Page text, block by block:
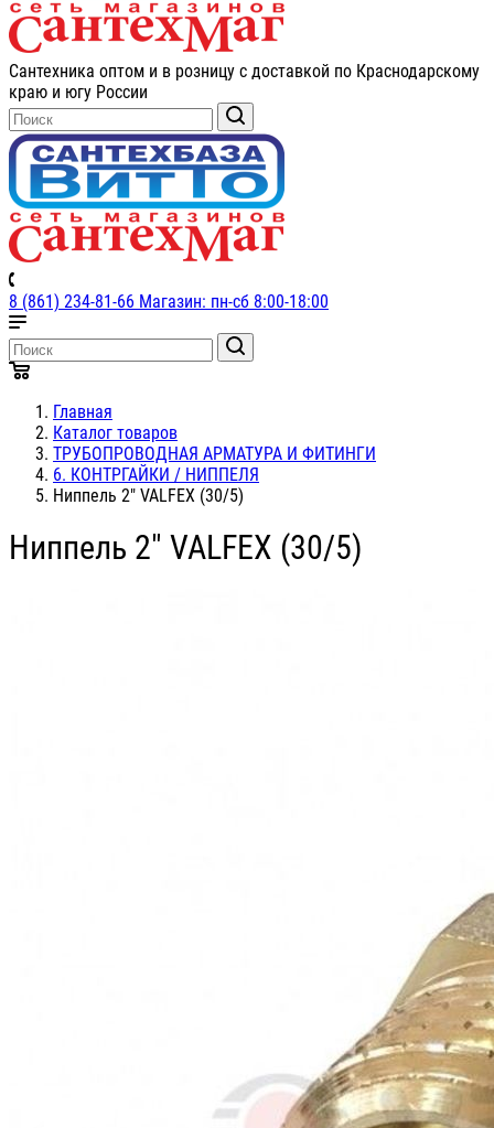
Сантехника оптом и в розницу с доставкой по Краснодарскому
краю и югу России
8 (861) 234-81-66 Магазин: пн-сб 8:00-18:00
Главная
Каталог товаров
ТРУБОПРОВОДНАЯ АРМАТУРА И ФИТИНГИ
6. КОНТРГАЙКИ / НИППЕЛЯ
Ниппель 2" VALFEX (30/5)
Ниппель 2" VALFEX (30/5)